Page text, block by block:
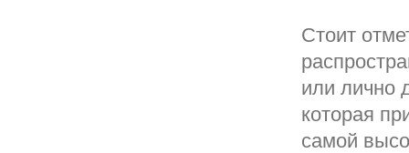
Стоит
или лично
которая
самой